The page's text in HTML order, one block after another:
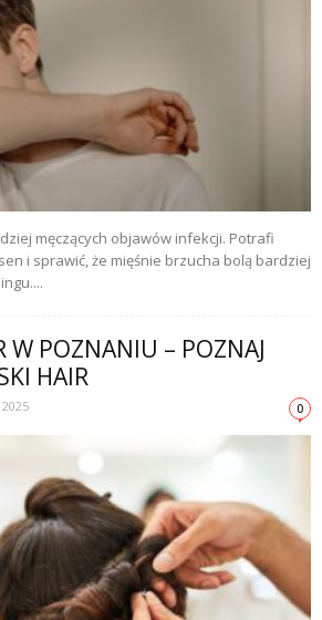
męczących objawów infekcji. Potrafi
i sprawić, że mięśnie brzucha bolą bardziej
W POZNANIU – POZNAJ
HAIR
0